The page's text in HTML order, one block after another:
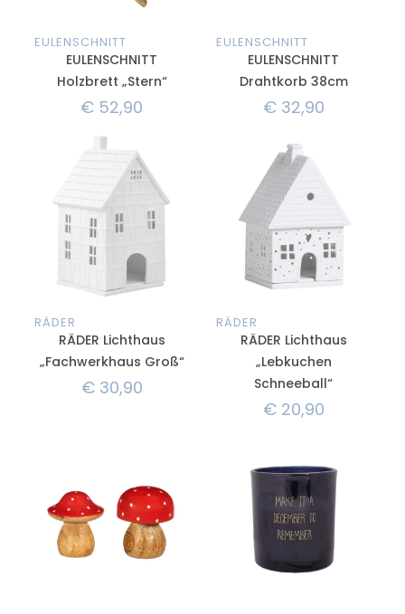
EULENSCHNITT
EULENSCHNITT
Holzbrett „Stern“
€ 52,90
EULENSCHNITT
EULENSCHNITT
Drahtkorb 38cm
€32,90
RÄDER
RÄDER Lichthaus
„Fachwerkhaus Groß“
€30,90
RÄDER
RÄDER Lichthaus
„Lebkuchen
Schneeball“
€20,90